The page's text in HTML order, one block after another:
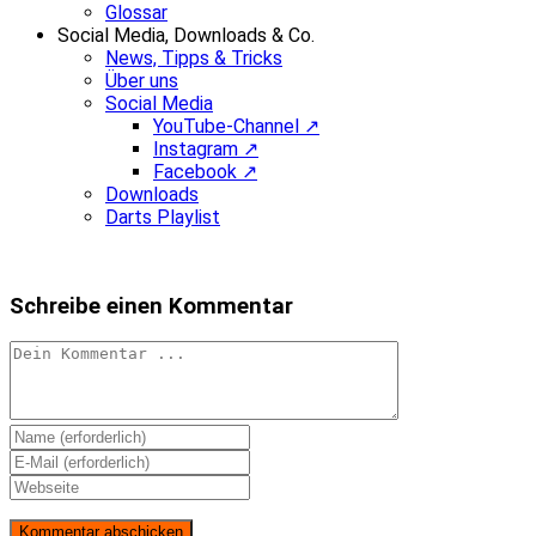
Glossar
Social Media, Downloads & Co.
News, Tipps & Tricks
Über uns
Social Media
YouTube-Channel ↗
Instagram ↗
Facebook ↗
Downloads
Darts Playlist
Schreibe einen Kommentar
Kommentieren
Gib
deinen
Namen
oder
Benutzernamen
Gib
deine
E-
Mail-
Gib
Website-